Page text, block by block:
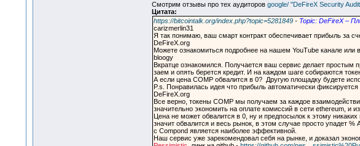
Смотрим отзывы про тех аудиторов google/ "DeFireX Security
Цитата:
https://bitcointalk.org/index.php?topic=5281849- Topic: DeFireX –
carizmerlin31
Я так понимаю, ваш смарт контракт обеспечивает прибыль за
DeFireX.org
Можете ознакомиться подробнее на нашем YouTube канале
bloogy
Вкратце ознакомился. Получается ваш сервис делает простым
заем и опять берется кредит. И на каждом шаге собираются
А если цена COMP обвалится в 0? Другую площадку будете
P.s. Понравилась идея что прибыль автоматически фиксируется
DeFireX.org
Все верно, токены COMP мы получаем за каждое
значительно экономить на оплате комиссий в сети ethereum, и
Цена не может обвалится в 0, ну и предпосылок к этому
значит обвалится и весь рынок, в этом случае просто упадет
с Compond является наиболее эффективной.
Наш сервис уже зарекомендовал себя на рынке, и доказал